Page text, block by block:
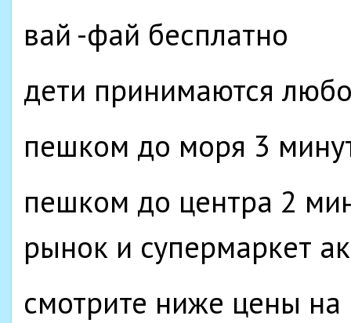
вай -фай бесплатно
дети принимаются
пешком до моря 3
пешком до центра 2
рынок и супермаркет
смотрите ниже цены